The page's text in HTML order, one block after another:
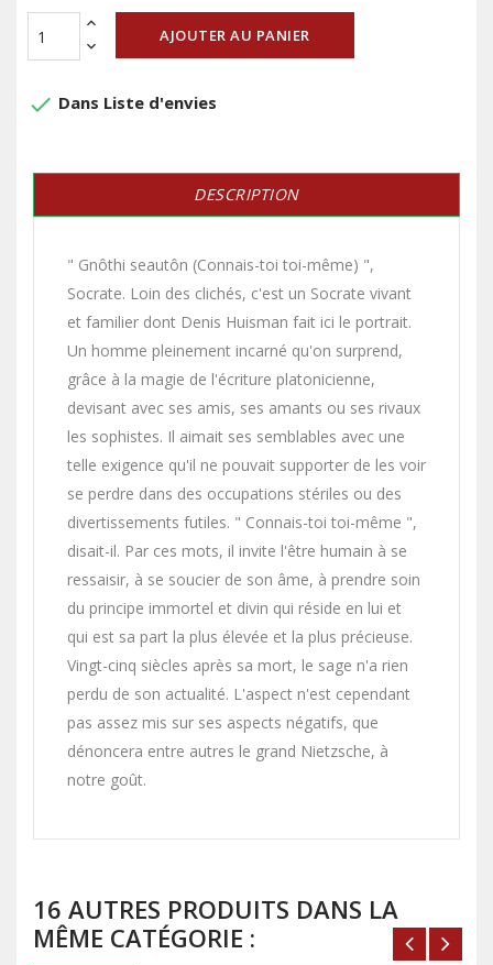
AJOUTER AU PANIER
done Dans Liste d'envies
DESCRIPTION
" Gnôthi seautôn (Connais-toi toi-même) ",
Socrate. Loin des clichés, c'est un Socrate vivant
et familier dont Denis Huisman fait ici le portrait.
Un homme pleinement incarné qu'on surprend,
grâce à la magie de l'écriture platonicienne,
devisant avec ses amis, ses amants ou ses rivaux
les sophistes. Il aimait ses semblables avec une
telle exigence qu'il ne pouvait supporter de les voir
se perdre dans des occupations stériles ou des
divertissements futiles. " Connais-toi toi-même ",
disait-il. Par ces mots, il invite l'être humain à se
ressaisir, à se soucier de son âme, à prendre soin
du principe immortel et divin qui réside en lui et
qui est sa part la plus élevée et la plus précieuse.
Vingt-cinq siècles après sa mort, le sage n'a rien
perdu de son actualité. L'aspect n'est cependant
pas assez mis sur ses aspects négatifs, que
dénoncera entre autres le grand Nietzsche, à
notre goût.
16 AUTRES PRODUITS DANS LA
MÊME CATÉGORIE :